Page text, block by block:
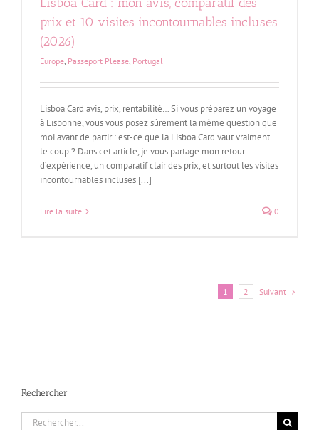
prix et 10 visites incontournables incluses
(2026)
Europe, Passeport Please, Portugal
Lisboa Card avis, prix, rentabilité… Si vous préparez un voyage
à Lisbonne, vous vous posez sûrement la même question que
moi avant de partir : est-ce que la Lisboa Card vaut vraiment
le coup ? Dans cet article, je vous partage mon retour
d’expérience, un comparatif clair des prix, et surtout les visites
incontournables incluses [...]
Lire la suite 0
1 2 Suivant
Rechercher
Rechercher: